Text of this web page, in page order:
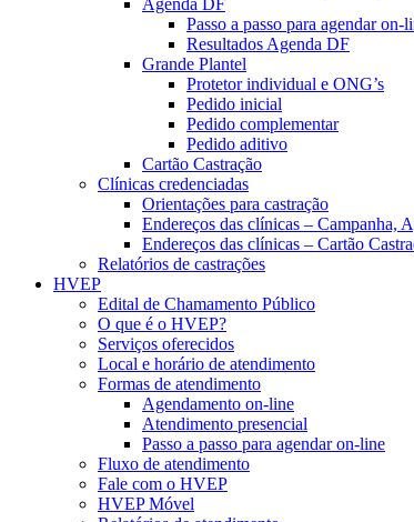
Passo a passo para agendar on-
Resultados Agenda DF
Grande Plantel
Protetor individual e ONG’s
Pedido inicial
Pedido complementar
Pedido aditivo
Cartão Castração
Clínicas credenciadas
Orientações para castração
Endereços das clínicas – Campanha,
Endereços das clínicas – Cartão
Relatórios de castrações
HVEP
Edital de Chamamento Público
O que é o HVEP?
Serviços oferecidos
Local e horário de atendimento
Formas de atendimento
Agendamento on-line
Atendimento presencial
Passo a passo para agendar on-line
Fluxo de atendimento
Fale com o HVEP
HVEP Móvel